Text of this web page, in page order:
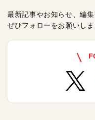
最新記事やお知らせ、編
ぜひフォローをお願いしま